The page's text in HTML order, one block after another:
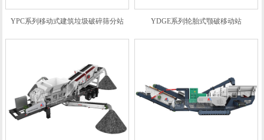
YPC系列移动式建筑垃圾破碎筛分站 YDGE系列轮胎式颚破移动站